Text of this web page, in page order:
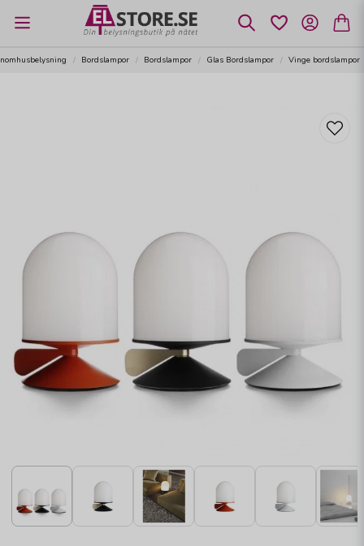
Bordslampor Bordslampor Glas Bordslampor Vinge bordslampor